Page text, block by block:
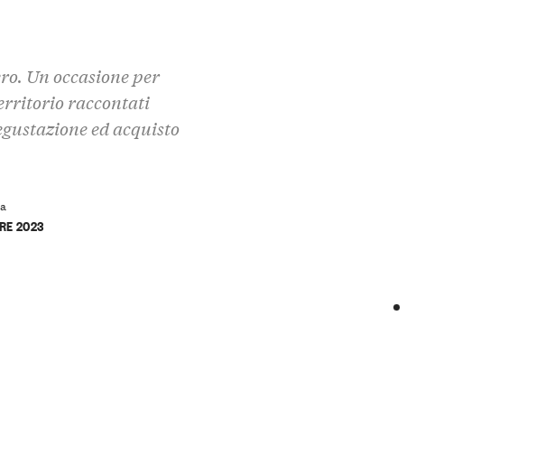
Un occasione per
raccontati
ed acquisto
2023